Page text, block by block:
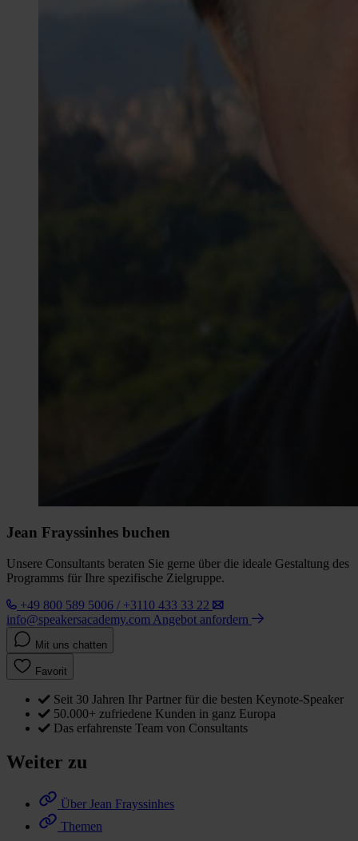
Jean Frayssinhes buchen
Unsere Consultants beraten Sie gerne über die ideale Gestaltung des
Programms für Ihre spezifische Zielgruppe.
+49 800 589 5006 / +3110 433 33 22
info@speakersacademy.com Angebot anfordern
Mit uns chatten
Favorit
Seit 30 Jahren Ihr Partner für die besten Keynote-Speaker
50.000+ zufriedene Kunden in ganz Europa
Das erfahrenste Team von Consultants
Weiter zu
Über Jean Frayssinhes
Themen